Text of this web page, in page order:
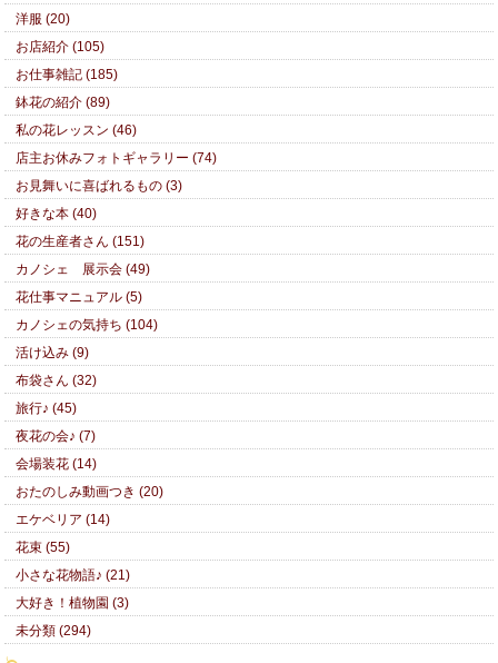
洋服 (20)
お店紹介 (105)
お仕事雑記 (185)
鉢花の紹介 (89)
私の花レッスン (46)
店主お休みフォトギャラリー (74)
お見舞いに喜ばれるもの (3)
好きな本 (40)
花の生産者さん (151)
カノシェ 展示会 (49)
花仕事マニュアル (5)
カノシェの気持ち (104)
活け込み (9)
布袋さん (32)
旅行♪ (45)
夜花の会♪ (7)
会場装花 (14)
おたのしみ動画つき (20)
エケベリア (14)
花束 (55)
小さな花物語♪ (21)
大好き！植物園 (3)
未分類 (294)